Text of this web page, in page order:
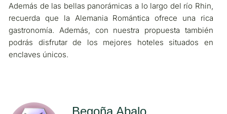
Además de las bellas panorámicas a lo largo del río Rhin,
recuerda que la Alemania Romántica ofrece una rica
gastronomía. Además, con nuestra propuesta también
podrás disfrutar de los mejores hoteles situados en
enclaves únicos.
Begoña Abalo